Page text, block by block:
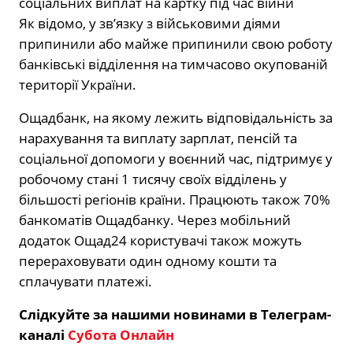
Як відомо, у зв’язку з військовими діями
припинили або майже припинили свою роботу
банківські відділення на тимчасово окупованій
території України.
Ощадбанк, на якому лежить відповідальність за
нарахування та виплату зарплат, пенсій та
соціальної допомоги у воєнний час, підтримує у
робочому стані 1 тисячу своїх відділень у
більшості регіонів країни. Працюють також 70%
банкоматів Ощадбанку. Через мобільний
додаток Ощад24 користувачі також можуть
перераховувати один одному кошти та
сплачувати платежі.
Слідкуйте за нашими новинами в Телеграм-
каналі Субота Онлайн